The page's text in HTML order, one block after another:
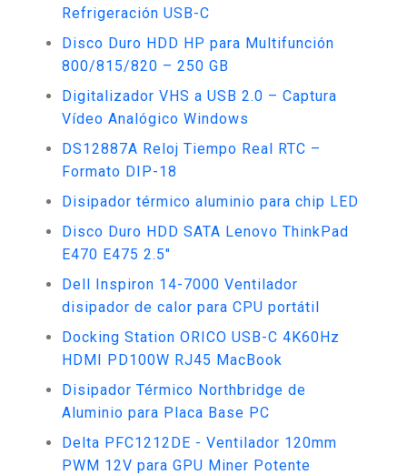
Refrigeración USB-C
Disco Duro HDD HP para Multifunción
800/815/820 – 250 GB
Digitalizador VHS a USB 2.0 – Captura
Vídeo Analógico Windows
DS12887A Reloj Tiempo Real RTC –
Formato DIP-18
Disipador térmico aluminio para chip LED
Disco Duro HDD SATA Lenovo ThinkPad
E470 E475 2.5"
Dell Inspiron 14-7000 Ventilador
disipador de calor para CPU portátil
Docking Station ORICO USB-C 4K60Hz
HDMI PD100W RJ45 MacBook
Disipador Térmico Northbridge de
Aluminio para Placa Base PC
Delta PFC1212DE - Ventilador 120mm
PWM 12V para GPU Miner Potente